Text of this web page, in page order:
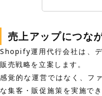
売上アップにつな
Shopify運用代行会社は、
販売戦略を立案します。
感覚的な運営ではなく、フ
な集客・販促施策を実施で